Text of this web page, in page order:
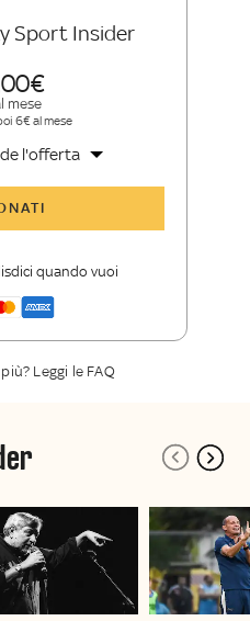
Sport Insider
00
mese
6€ al mese
l'offerta
di Sky Sport
quando vuoi
Leggi le FAQ